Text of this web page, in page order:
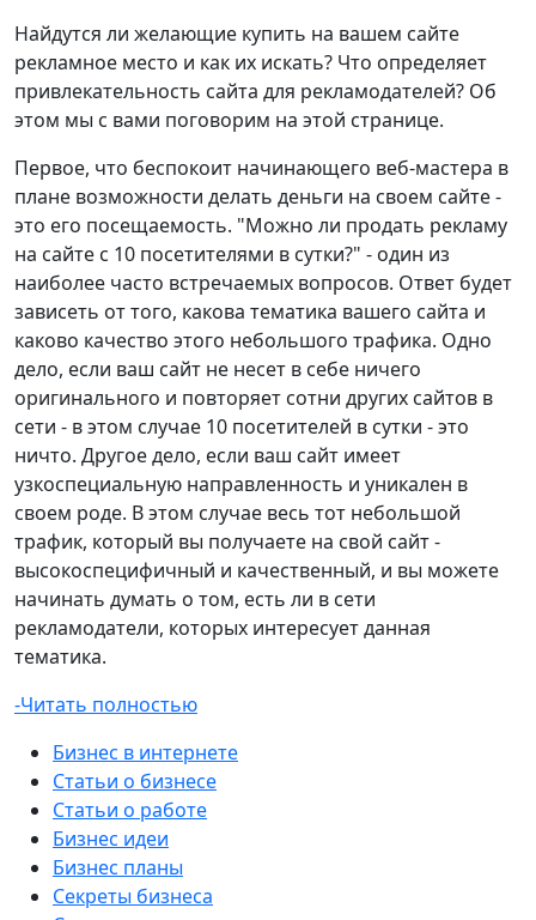
Найдутся ли желающие купить на вашем сайте
рекламное место и как их искать? Что определяет
привлекательность сайта для рекламодателей? Об
этом мы с вами поговорим на этой странице.
Первое, что беспокоит начинающего веб-мастера в
плане возможности делать деньги на своем сайте -
это его посещаемость. "Можно ли продать рекламу
на сайте с 10 посетителями в сутки?" - один из
наиболее часто встречаемых вопросов. Ответ будет
зависеть от того, какова тематика вашего сайта и
каково качество этого небольшого трафика. Одно
дело, если ваш сайт не несет в себе ничего
оригинального и повторяет сотни других сайтов в
сети - в этом случае 10 посетителей в сутки - это
ничто. Другое дело, если ваш сайт имеет
узкоспециальную направленность и уникален в
своем роде. В этом случае весь тот небольшой
трафик, который вы получаете на свой сайт -
высокоспецифичный и качественный, и вы можете
начинать думать о том, есть ли в сети
рекламодатели, которых интересует данная
тематика.
-Читать полностью
Бизнес в интернете
Статьи о бизнесе
Статьи о работе
Бизнес идеи
Бизнес планы
Секреты бизнеса